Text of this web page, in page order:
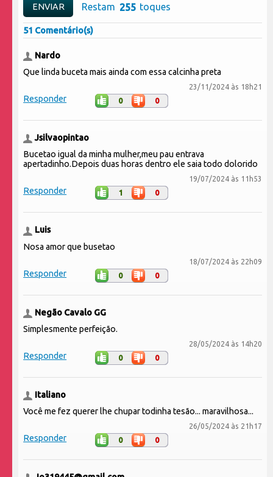
Restam toques
51 Comentário(s)
Nardo
Que linda buceta mais ainda com essa calcinha preta
23/11/2024 às 18h21
Responder 0 0
Jsilvaopintao
Bucetao igual da minha mulher,meu pau entrava
apertadinho.Depois duas horas dentro ele saia todo dolorido
19/07/2024 às 11h53
Responder 1 0
Luis
Nosa amor que busetao
18/07/2024 às 22h09
Responder 0 0
Negão Cavalo GG
Simplesmente perfeição.
28/05/2024 às 14h20
Responder 0 0
Italiano
Você me fez querer lhe chupar todinha tesão... maravilhosa...
26/05/2024 às 21h17
Responder 0 0